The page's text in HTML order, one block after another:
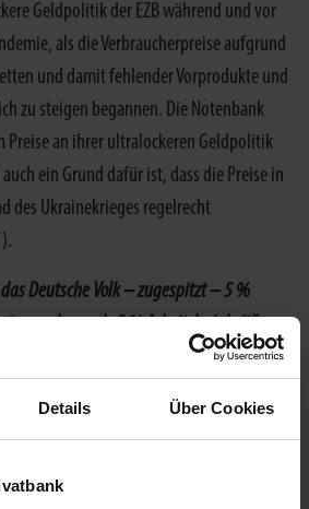
Details Über Cookies
Geldpolitik der EZB während und vor
als die Verbraucherpreise aufgrund
und damit fehlender Vorprodukte und
zu steigen begannen. Die Notenbank
Preise an ihrer ultralockeren Geldpolitik
ein Grund dafür ist, dass die Preise in
des Ukrainekrieges regelrecht
Deutsche Volk – zugespitzt – 5 %
Schmidt, Süddeutsche Zeitung, 28. Juli
scheint, dass Notenbanken mit einem